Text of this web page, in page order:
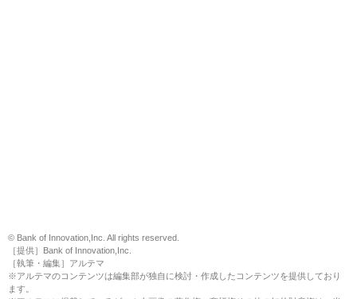
© Bank of Innovation,Inc. All rights reserved.
［提供］Bank of Innovation,Inc.
［執筆・編集］アルテマ
※アルテマのコンテンツは編集部が独自に検討・作成したコンテンツを提供しており
ます。